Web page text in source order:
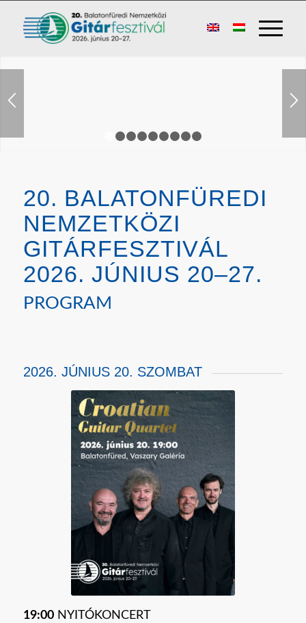
20. BALATONFÜREDI
NEMZETKÖZI
GITÁRFESZTIVÁL
2026. JÚNIUS 20–27.
PROGRAM
2026. JÚNIUS 20. SZOMBAT
19:00NYITÓKONCERT